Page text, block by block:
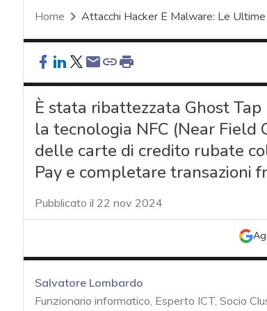
Home Attacchi Hacker E Malware: Le
È stata ribattezzata Ghost
la tecnologia NFC (Near Field
delle carte di credito rubate
Pay e completare transazioni
Pubblicato il 22 nov 2024
Salvatore Lombardo
Funzionario informatico, Esperto ICT, Socio